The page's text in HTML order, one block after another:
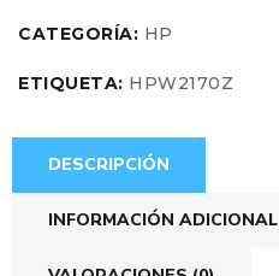
CATEGORÍA: HP
ETIQUETA: HPW2170Z
DESCRIPCIÓN
INFORMACIÓN ADICIONAL